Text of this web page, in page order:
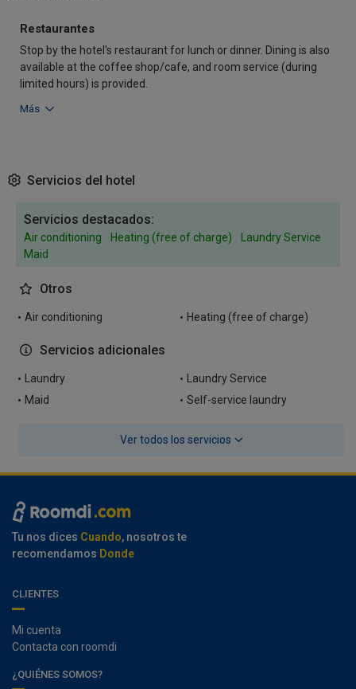
Restaurantes
Stop by the hotel's restaurant for lunch or dinner. Dining is also
available at the coffee shop/cafe, and room service (during
limited hours) is provided.
Más
Servicios del hotel
Servicios destacados:
Air conditioning Heating (free of charge)
Laundry Service
Maid
Otros
Air conditioning Heating (free of charge)
Servicios adicionales
Laundry
Laundry Service
Maid
Self-service laundry
Ver todos los servicios
Tu nos dices Cuando, nosotros te
recomendamos Donde
CLIENTES
Mi cuenta
Contacta con roomdi
¿QUIÉNES SOMOS?